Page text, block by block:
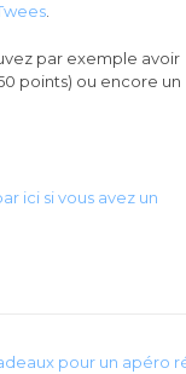
par exemple avoir
points) ou encore un
ici si vous avez un
pour un apéro